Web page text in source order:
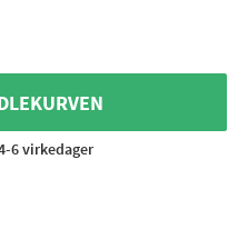
6 virkedager